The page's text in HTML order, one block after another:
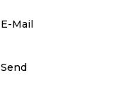
E-Mail(Обязательно)
Send